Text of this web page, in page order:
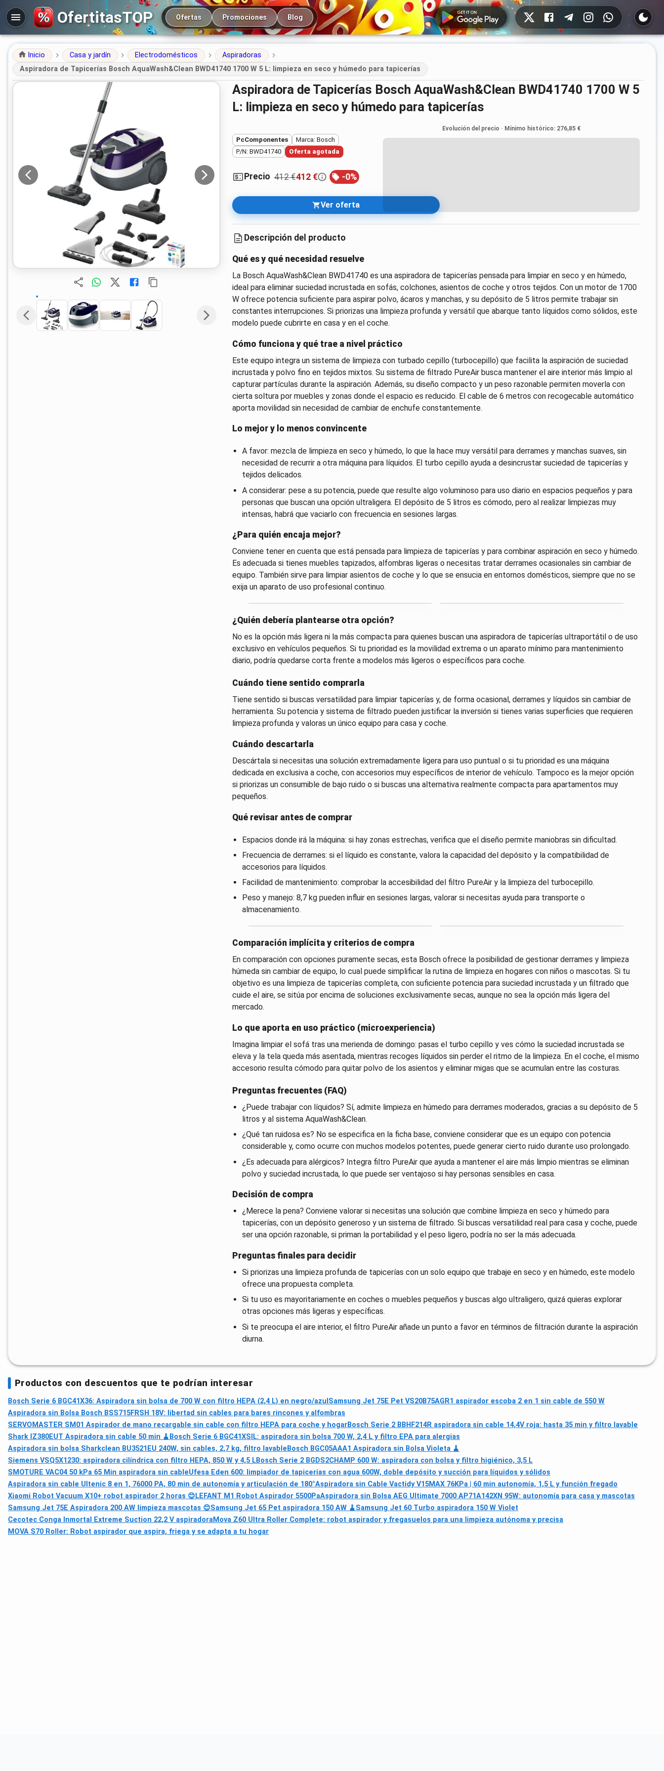
OfertitasTOP Navegación principal
Ofertas Promociones Blog
Redes sociales
Inicio Casa y jardín Electrodomésticos
Aspiradoras
Aspiradora de Tapicerías Bosch AquaWash&Clean BWD41740 1700 W 5 L: limpieza en seco y húmedo para tapicerías
Aspiradora de Tapicerías Bosch AquaWash&Clean BWD41740 1700 W 5
L: limpieza en seco y húmedo para tapicerías
PcComponentes
Marca: Bosch
P/N: BWD41740
Oferta agotada
Precio 412 €412 € -0%
Ver oferta
Evolución del precio · Mínimo histórico: 276,85 €
Descripción del producto
Qué es y qué necesidad resuelve
La Bosch AquaWash&Clean BWD41740 es una aspiradora de tapicerías pensada para limpiar en seco y en húmedo,
ideal para eliminar suciedad incrustada en sofás, colchones, asientos de coche y otros tejidos. Con un motor de 1700
W ofrece potencia suficiente para aspirar polvo, ácaros y manchas, y su depósito de 5 litros permite trabajar sin
constantes interrupciones. Si priorizas una limpieza profunda y versátil que abarque tanto líquidos como sólidos, este
modelo puede cubrirte en casa y en el coche.
Cómo funciona y qué trae a nivel práctico
Este equipo integra un sistema de limpieza con turbado cepillo (turbocepillo) que facilita la aspiración de suciedad
incrustada y polvo fino en tejidos mixtos. Su sistema de filtrado PureAir busca mantener el aire interior más limpio al
capturar partículas durante la aspiración. Además, su diseño compacto y un peso razonable permiten moverla con
cierta soltura por muebles y zonas donde el espacio es reducido. El cable de 6 metros con recogecable automático
aporta movilidad sin necesidad de cambiar de enchufe constantemente.
Lo mejor y lo menos convincente
A favor: mezcla de limpieza en seco y húmedo, lo que la hace muy versátil para derrames y manchas suaves, sin
necesidad de recurrir a otra máquina para líquidos. El turbo cepillo ayuda a desincrustar suciedad de tapicerías y
tejidos delicados.
A considerar: pese a su potencia, puede que resulte algo voluminoso para uso diario en espacios pequeños y para
personas que buscan una opción ultraligera. El depósito de 5 litros es cómodo, pero al realizar limpiezas muy
intensas, habrá que vaciarlo con frecuencia en sesiones largas.
¿Para quién encaja mejor?
Conviene tener en cuenta que está pensada para limpieza de tapicerías y para combinar aspiración en seco y húmedo.
Es adecuada si tienes muebles tapizados, alfombras ligeras o necesitas tratar derrames ocasionales sin cambiar de
equipo. También sirve para limpiar asientos de coche y lo que se ensucia en entornos domésticos, siempre que no se
exija un aparato de uso profesional continuo.
¿Quién debería plantearse otra opción?
No es la opción más ligera ni la más compacta para quienes buscan una aspiradora de tapicerías ultraportátil o de uso
exclusivo en vehículos pequeños. Si tu prioridad es la movilidad extrema o un aparato mínimo para mantenimiento
diario, podría quedarse corta frente a modelos más ligeros o específicos para coche.
Cuándo tiene sentido comprarla
Tiene sentido si buscas versatilidad para limpiar tapicerías y, de forma ocasional, derrames y líquidos sin cambiar de
herramienta. Su potencia y sistema de filtrado pueden justificar la inversión si tienes varias superficies que requieren
limpieza profunda y valoras un único equipo para casa y coche.
Cuándo descartarla
Descártala si necesitas una solución extremadamente ligera para uso puntual o si tu prioridad es una máquina
dedicada en exclusiva a coche, con accesorios muy específicos de interior de vehículo. Tampoco es la mejor opción
si priorizas un consumible de bajo ruido o si buscas una alternativa realmente compacta para apartamentos muy
pequeños.
Qué revisar antes de comprar
Espacios donde irá la máquina: si hay zonas estrechas, verifica que el diseño permite maniobras sin dificultad.
Frecuencia de derrames: si el líquido es constante, valora la capacidad del depósito y la compatibilidad de
accesorios para líquidos.
Facilidad de mantenimiento: comprobar la accesibilidad del filtro PureAir y la limpieza del turbocepillo.
Peso y manejo: 8,7 kg pueden influir en sesiones largas, valorar si necesitas ayuda para transporte o
almacenamiento.
Comparación implícita y criterios de compra
En comparación con opciones puramente secas, esta Bosch ofrece la posibilidad de gestionar derrames y limpieza
húmeda sin cambiar de equipo, lo cual puede simplificar la rutina de limpieza en hogares con niños o mascotas. Si tu
objetivo es una limpieza de tapicerías completa, con suficiente potencia para suciedad incrustada y un filtrado que
cuide el aire, se sitúa por encima de soluciones exclusivamente secas, aunque no sea la opción más ligera del
mercado.
Lo que aporta en uso práctico (microexperiencia)
Imagina limpiar el sofá tras una merienda de domingo: pasas el turbo cepillo y ves cómo la suciedad incrustada se
eleva y la tela queda más asentada, mientras recoges líquidos sin perder el ritmo de la limpieza. En el coche, el mismo
accesorio resulta cómodo para quitar polvo de los asientos y eliminar migas que se acumulan entre las costuras.
Preguntas frecuentes (FAQ)
¿Puede trabajar con líquidos? Sí, admite limpieza en húmedo para derrames moderados, gracias a su depósito de 5
litros y al sistema AquaWash&Clean.
¿Qué tan ruidosa es? No se especifica en la ficha base, conviene considerar que es un equipo con potencia
considerable y, como ocurre con muchos modelos potentes, puede generar cierto ruido durante uso prolongado.
¿Es adecuada para alérgicos? Integra filtro PureAir que ayuda a mantener el aire más limpio mientras se eliminan
polvo y suciedad incrustada, lo que puede ser ventajoso si hay personas sensibles en casa.
Decisión de compra
¿Merece la pena? Conviene valorar si necesitas una solución que combine limpieza en seco y húmedo para
tapicerías, con un depósito generoso y un sistema de filtrado. Si buscas versatilidad real para casa y coche, puede
ser una opción razonable, si priman la portabilidad y el peso ligero, podría no ser la más adecuada.
Preguntas finales para decidir
Si priorizas una limpieza profunda de tapicerías con un solo equipo que trabaje en seco y en húmedo, este modelo
ofrece una propuesta completa.
Si tu uso es mayoritariamente en coches o muebles pequeños y buscas algo ultraligero, quizá quieras explorar
otras opciones más ligeras y específicas.
Si te preocupa el aire interior, el filtro PureAir añade un punto a favor en términos de filtración durante la aspiración
diurna.
Productos con descuentos que te podrían interesar
Bosch Serie 6 BGC41X36: Aspiradora sin bolsa de 700 W con filtro HEPA (2,4 L) en negro/azul Samsung Jet 75E Pet VS20B75AGR1 aspirador escoba 2 en 1 sin cable de 550 W
Aspiradora sin Bolsa Bosch BSS715FRSH 18V: libertad sin cables para bares rincones y alfombras
SERVOMASTER SM01 Aspirador de mano recargable sin cable con filtro HEPA para coche y hogarBosch Serie 2 BBHF214R aspiradora sin cable 14,4V roja: hasta 35 min y filtro lavable
Shark IZ380EUT Aspiradora sin cable 50 min 🧹 Bosch Serie 6 BGC41XSIL: aspiradora sin bolsa 700 W, 2,4 L y filtro EPA para alergias
Aspiradora sin bolsa Sharkclean BU3521EU 240W, sin cables, 2,7 kg, filtro lavable Bosch BGC05AAA1 Aspiradora sin Bolsa Violeta 🧹
Siemens VSQ5X1230: aspiradora cilíndrica con filtro HEPA, 850 W y 4,5 LBosch Serie 2 BGDS2CHAMP 600 W: aspiradora con bolsa y filtro higiénico, 3,5 L
SMOTURE VAC04 50 kPa 65 Min aspiradora sin cableUfesa Eden 600: limpiador de tapicerías con agua 600W, doble depósito y succión para líquidos y sólidos
Aspiradora sin cable Ultenic 8 en 1, 76000 PA, 80 min de autonomía y articulación de 180°Aspiradora sin Cable Vactidy V15MAX 76KPa | 60 min autonomía, 1,5 L y función fregado
Xiaomi Robot Vacuum X10+ robot aspirador 2 horas 😊 LEFANT M1 Robot Aspirador 5500PaAspiradora sin Bolsa AEG Ultimate 7000 AP71A142XN 95W: autonomía para casa y mascotas
Samsung Jet 75E Aspiradora 200 AW limpieza mascotas 😊Samsung Jet 65 Pet aspiradora 150 AW 🧹Samsung Jet 60 Turbo aspiradora 150 W Violet
Cecotec Conga Inmortal Extreme Suction 22,2 V aspiradoraMova Z60 Ultra Roller Complete: robot aspirador y fregasuelos para una limpieza autónoma y precisa
MOVA S70 Roller: Robot aspirador que aspira, friega y se adapta a tu hogar